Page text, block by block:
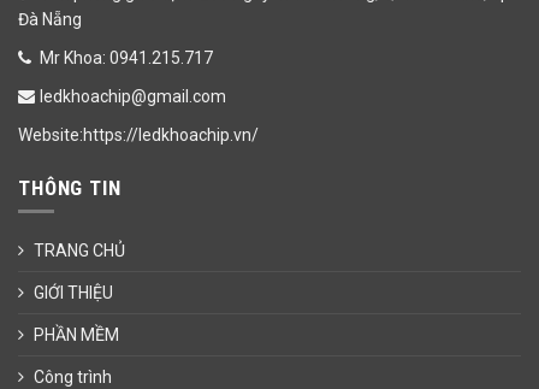
Đà Nẵng
Mr Khoa: 0941.215.717
ledkhoachip@gmail.com
Website:https://ledkhoachip.vn/
THÔNG TIN
TRANG CHỦ
GIỚI THIỆU
PHẦN MỀM
Công trình